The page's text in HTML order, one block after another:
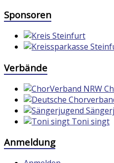
Sponsoren
Verbände
Toni singt
Anmeldung